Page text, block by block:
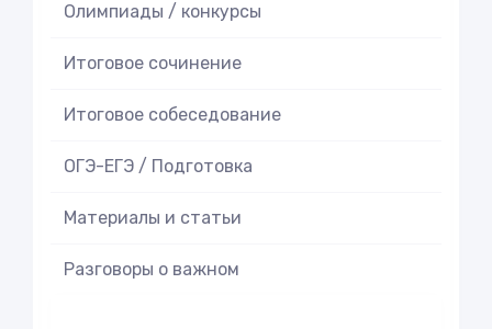
Олимпиады / конкурсы
Итоговое cочинение
Итоговое cобеседование
ОГЭ-ЕГЭ / Подготовка
Материалы и статьи
Разговоры о важном